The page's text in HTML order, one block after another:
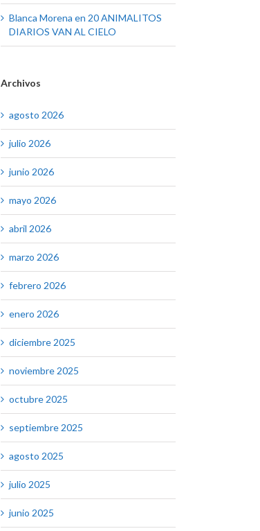
Blanca Morena en 20 ANIMALITOS
DIARIOS VAN AL CIELO
Archivos
agosto 2026
julio 2026
junio 2026
mayo 2026
abril 2026
marzo 2026
febrero 2026
enero 2026
diciembre 2025
noviembre 2025
octubre 2025
septiembre 2025
agosto 2025
julio 2025
junio 2025